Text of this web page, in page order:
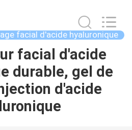
facial d'acide hyaluronique
facial d'acide
durable, gel de
d'acide